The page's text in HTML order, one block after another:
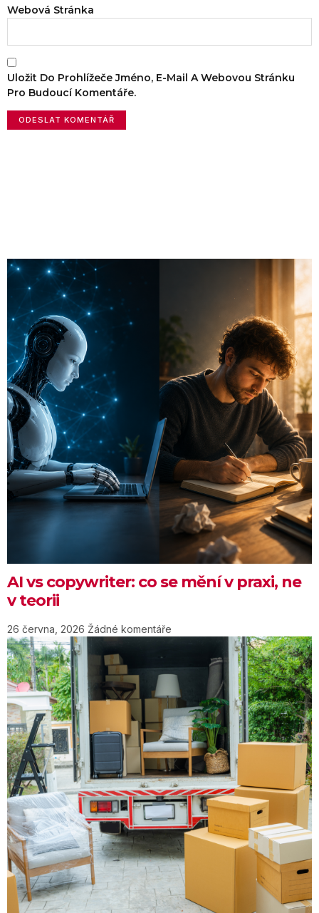
Webová Stránka
Uložit Do Prohlížeče Jméno, E-Mail A Webovou Stránku
Pro Budoucí Komentáře.
AI vs copywriter: co se mění v praxi, ne
v teorii
26 června, 2026 Žádné komentáře